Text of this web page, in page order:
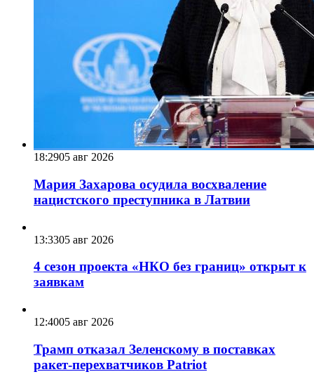
18:2905 авг 2026
Мария Захарова осудила восхваление
нацистского преступника в Латвии
13:3305 авг 2026
4 сезон проекта «НКО без границ» открыт к
заявкам
12:4005 авг 2026
Трамп отказал Зеленскому в поставках
ракет-перехватчиков Patriot